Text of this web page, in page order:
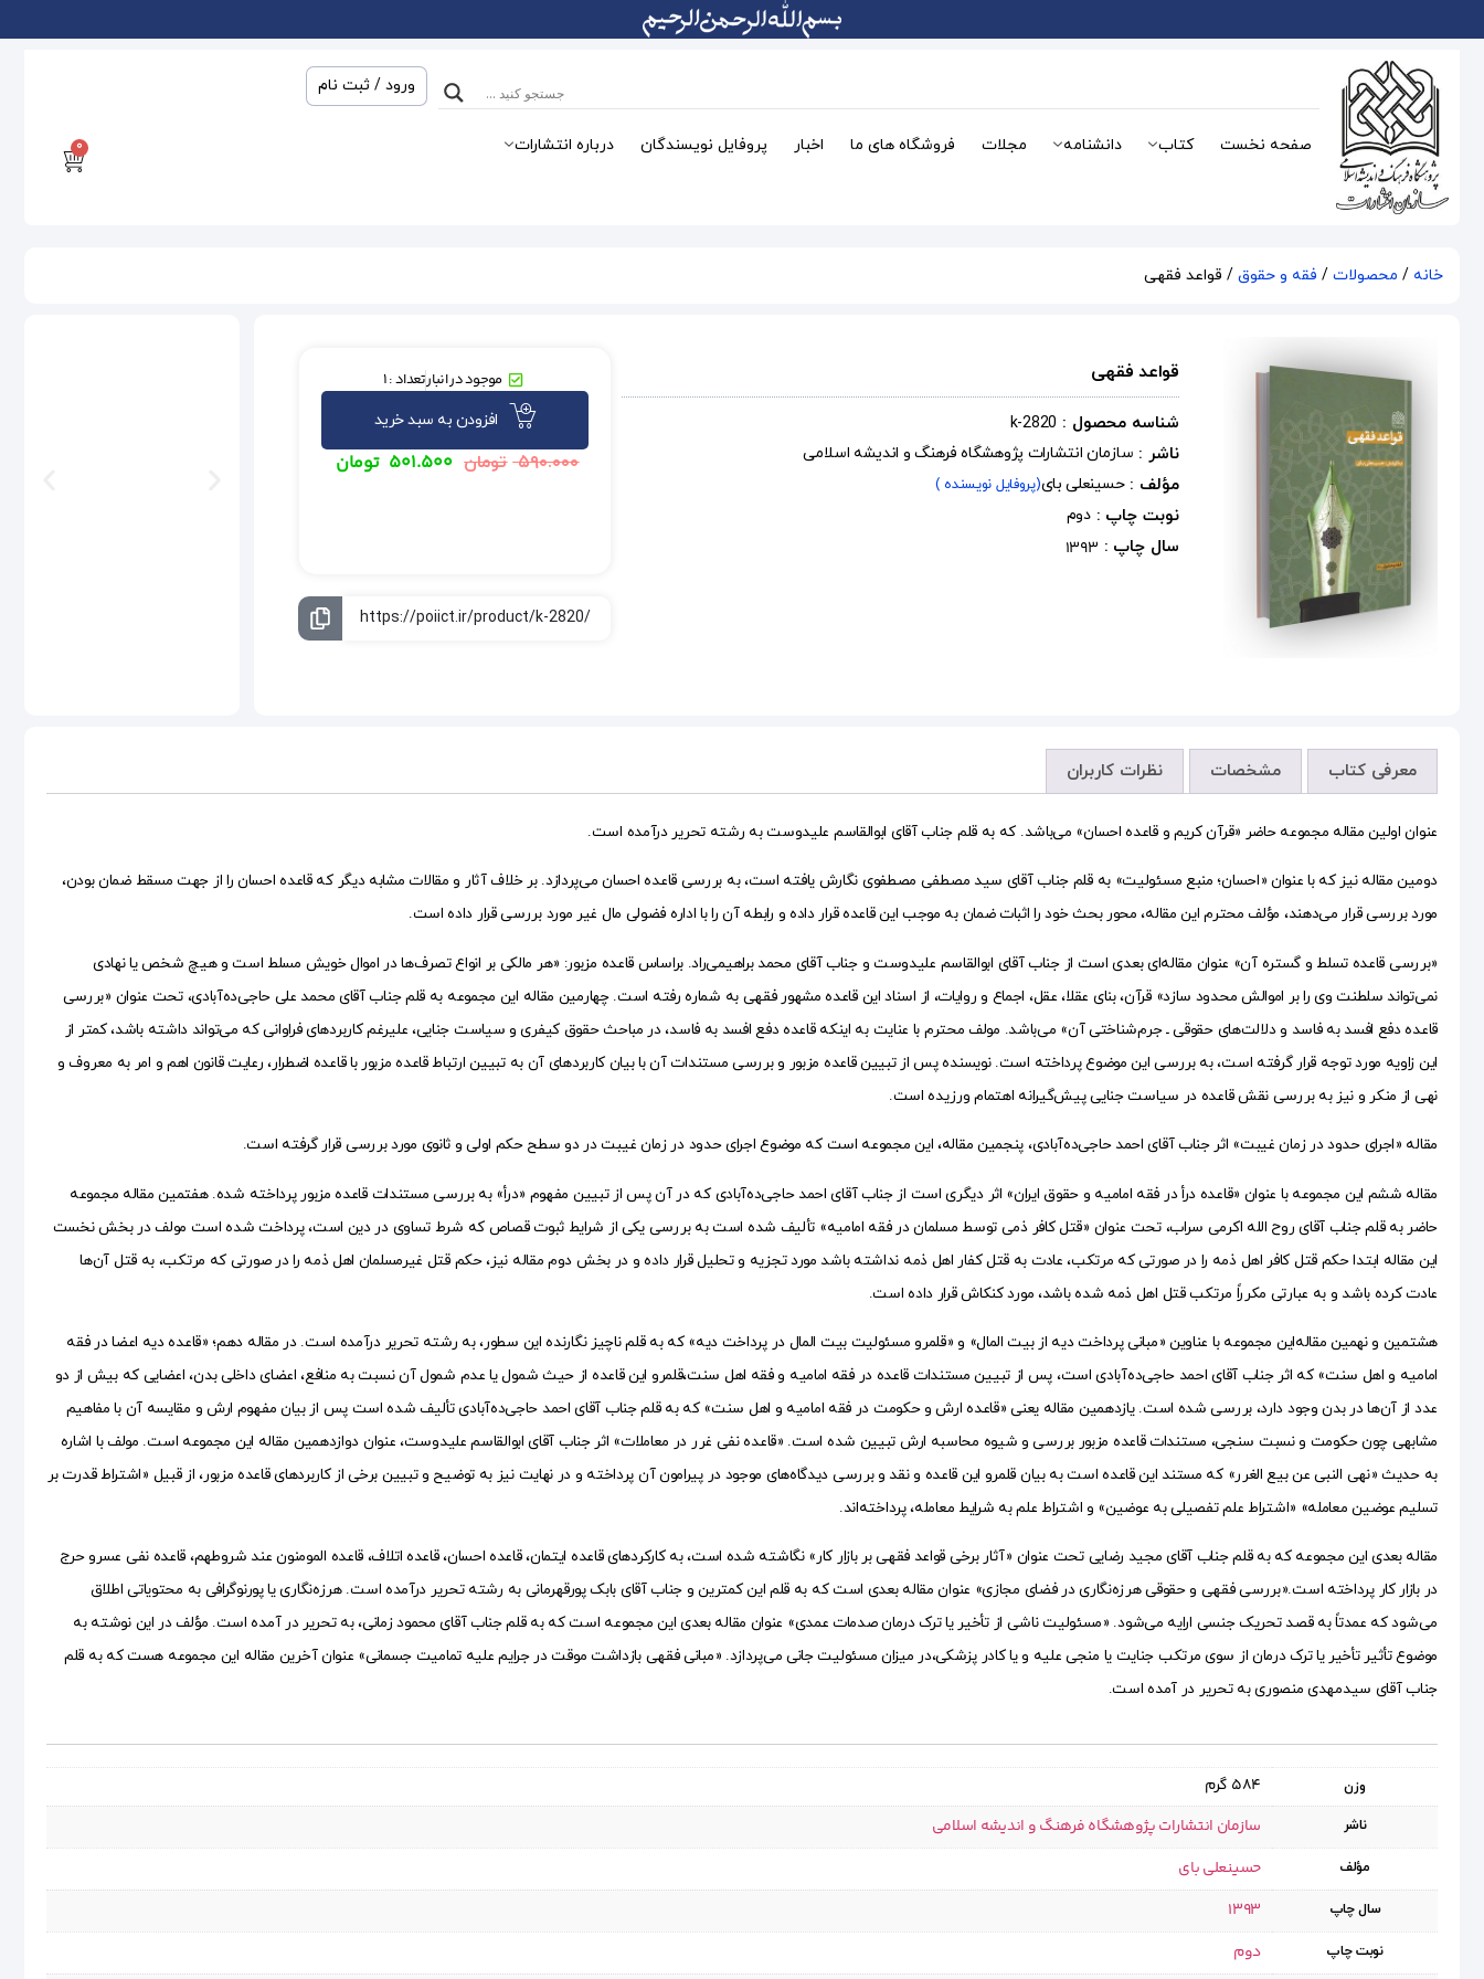
ورود / ثبت نام
صفحه نخست کتاب دانشنامه مجلات فروشگاه های ما اخبار پروفایل نویسندگان درباره انتشارات 0
خانه / محصولات / فقه و حقوق / قواعد فقهی
قواعد فقهی
شناسه محصول : k-2820
ناشر : سازمان انتشارات پژوهشگاه فرهنگ و اندیشه اسلامی
مؤلف : حسینعلی بای(پروفایل نویسنده )
نوبت چاپ : دوم
سال چاپ : 1393
موجود در انبارتعداد : 1
افزودن به سبد خرید
۵۹۰.۰۰۰ تومان ۵۰۱.۵۰۰ تومان
معرفی کتاب مشخصات نظرات کاربران
عنوان اولین مقاله مجموعه حاضر «قرآن کریم و قاعده احسان» می‌باشد. که به قلم جناب آقای ابوالقاسم علیدوست به رشته تحریر درآمده است.
دومین مقاله نیز که با عنوان «احسان؛ منبع مسئولیت» به قلم جناب آقای سید مصطفی مصطفوی نگارش یافته است، به بررسی قاعده احسان می‌پردازد. بر خلاف آثار و مقالات مشابه دیگر که قاعده احسان را از جهت مسقط ضمان بودن،
مورد بررسی قرار می‌دهند، مؤلف محترم این مقاله، محور بحث خود را اثبات ضمان به موجب این قاعده قرار داده و رابطه آن را با اداره فضولی مال غیر مورد بررسی قرار داده است.
«بررسی قاعده تسلط و گستره آن» عنوان مقاله‌ای بعدی است از جناب آقای ابوالقاسم علیدوست و جناب آقای محمد براهیمی‌راد. براساس قاعده مزبور: «هر مالکی بر انواع تصرف‌ها در اموال خویش مسلط است و هیچ شخص یا نهادی
نمی‌تواند سلطنت وی را بر اموالش محدود سازد» قرآن، بنای عقلا، عقل، اجماع و روایات، از اسناد این قاعده مشهور فقهی به شماره رفته است. چهارمین مقاله این مجموعه به قلم جناب آقای محمد علی حاجی‌ده‌آبادی، تحت عنوان «بررسی
قاعده دفع افسد به فاسد و دلالت‌های حقوقی ـ جرم‌شناختی آن» می‌باشد. مولف محترم با عنایت به اینکه قاعده دفع افسد به فاسد، در مباحث حقوق کیفری و سیاست جنایی، علیرغم کاربردهای فراوانی که می‌تواند داشته باشد، کمتر از
این زاویه مورد توجه قرار گرفته است، به بررسی این موضوع پرداخته است. نویسنده پس از تبیین قاعده مزبور و بررسی مستندات آن با بیان کاربردهای آن به تبیین ارتباط قاعده مزبور با قاعده اضطرار، رعایت قانون اهم و امر به معروف و
نهی از منکر و نیز به بررسی نقش قاعده در سیاست جنایی پیش‌گیرانه اهتمام ورزیده است.
مقاله «اجرای حدود در زمان غیبت» اثر جناب آقای احمد حاجی‌ده‌آبادی، پنجمین مقاله، این مجموعه است که موضوع اجرای حدود در زمان غیبت در دو سطح حکم اولی و ثانوی مورد بررسی قرار گرفته است.
مقاله ششم این مجموعه با عنوان «قاعده درأ در فقه امامیه و حقوق ایران» اثر دیگری است از جناب آقای احمد حاجی‌ده‌آبادی که در آن پس از تبیین مفهوم «درأ» به بررسی مستندات قاعده مزبور پرداخته شده. هفتمین مقاله مجموعه
حاضر به قلم جناب آقای روح الله اکرمی سراب، تحت عنوان «قتل کافر ذمی توسط مسلمان در فقه امامیه» تألیف شده است به بررسی یکی از شرایط ثبوت قصاص که شرط تساوی در دین است، پرداخت شده است مولف در بخش نخست
این مقاله ابتدا حکم قتل کافر اهل ذمه را در صورتی که مرتکب، عادت به قتل کفار اهل ذمه نداشته باشد مورد تجزیه و تحلیل قرار داده و در بخش دوم مقاله نیز، حکم قتل غیرمسلمان اهل ذمه را در صورتی که مرتکب، به قتل آن‌ها
عادت کرده باشد و به عبارتی مکرراً مرتکب قتل اهل ذمه شده باشد، مورد کنکاش قرار داده است.
هشتمین و نهمین مقاله‌این مجموعه با عناوین «مبانی پرداخت دیه از بیت المال» و «قلمرو مسئولیت بیت المال در پرداخت دیه» که به قلم ناچیز نگارنده این سطور، به رشته تحریر درآمده است. در مقاله دهم؛ «قاعده دیه اعضا در فقه
امامیه و اهل سنت» که اثر جناب آقای احمد حاجی‌ده‌آبادی است، پس از تبیین مستندات قاعده در فقه امامیه و فقه اهل سنت،‌قلمرو این قاعده از حیث شمول یا عدم شمول آن نسبت به منافع، اعضای داخلی بدن، اعضایی که بیش از دو
عدد از آن‌ها در بدن وجود دارد، بررسی شده است. یازدهمین مقاله یعنی «قاعده ارش و حکومت در فقه امامیه و اهل سنت» که به قلم جناب آقای احمد حاجی‌ده‌آبادی تألیف شده است پس از بیان مفهوم ارش و مقایسه آن با مفاهیم
مشابهی چون حکومت و نسبت سنجی، مستندات قاعده مزبور بررسی و شیوه محاسبه ارش تبیین شده است. «قاعده نفی غرر در معاملات» اثر جناب آقای ابوالقاسم علیدوست، عنوان دوازدهمین مقاله این مجموعه است. مولف با اشاره
به حدیث «نهی النبی عن بیع الغرر» که مستند این قاعده است به بیان قلمرو این قاعده و نقد و بررسی دیدگاه‌های موجود در پیرامون آن پرداخته و در نهایت نیز به توضیح و تبیین برخی از کاربردهای قاعده مزبور، از قبیل «اشتراط قدرت بر
تسلیم عوضین معامله» «اشتراط علم تفصیلی به عوضین» و اشتراط علم به شرایط معامله، پرداخته‌اند.
مقاله بعدی این مجموعه که به قلم جناب آقای مجید رضایی تحت عنوان «آثار برخی قواعد فقهی بر بازار کار» نگاشته شده است، به کارکردهای قاعده ایتمان، قاعده احسان، قاعده اتلاف، قاعده المومنون عند شروطهم، قاعده نفی عسرو حرج
در بازار کار پرداخته است.«بررسی فقهی و حقوقی هرزه‌نگاری در فضای مجازی» عنوان مقاله بعدی است که به قلم این کمترین و جناب آقای بابک پورقهرمانی به رشته تحریر درآمده است. هرزه‌نگاری یا پورنوگرافی به محتویاتی اطلاق
می‌شود که عمدتاً به قصد تحریک جنسی ارایه می‌شود. «مسئولیت ناشی از تأخیر یا ترک درمان صدمات عمدی» عنوان مقاله بعدی این مجموعه است که به قلم جناب آقای محمود زمانی، به تحریر در آمده است. مؤلف در این نوشته به
موضوع تأثیر تأخیر یا ترک درمان از سوی مرتکب جنایت یا منجی علیه و یا کادر پزشکی،‌در میزان مسئولیت جانی می‌پردازد. «مبانی فقهی بازداشت موقت در جرایم علیه تمامیت جسمانی» عنوان آخرین مقاله ‌این مجموعه هست که به قلم
جناب آقای سیدمهدی منصوری به تحریر در آمده است.
وزن 584 گرم
ناشر سازمان انتشارات پژوهشگاه فرهنگ و اندیشه اسلامی
مؤلف حسینعلی بای
سال چاپ 1393
نوبت چاپ دوم